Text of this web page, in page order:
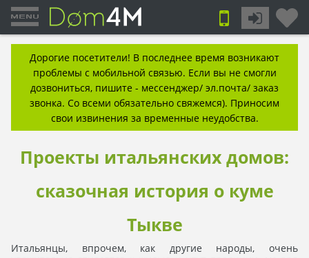
Дорогие посетители! В последнее время возникают
проблемы с мобильной связью. Если вы не смогли
дозвониться, пишите - мессенджер/ эл.почта/ заказ
звонка. Со всеми обязательно свяжемся). Приносим
свои извинения за временные неудобства.
Проекты итальянских домов:
сказочная история о куме
Тыкве
Итальянцы, впрочем, как другие народы, очень